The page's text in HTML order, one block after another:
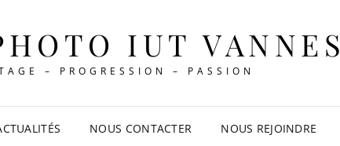
IUT VANNES
– PROGRESSION – PASSION
NOUS CONTACTER NOUS REJOINDRE